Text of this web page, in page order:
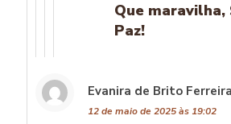
Que maravilha,
Paz!
Evanira de Brito
12 de maio de 2025 às 19:02